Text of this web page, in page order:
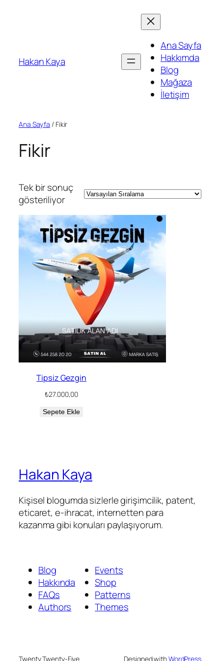
Hakan Kaya
Ana Sayfa
Hakkımda
Blog
Mağaza
İletişim
Ana Sayfa / Fikir
Fikir
Tek bir sonuç
gösteriliyor
Tipsiz Gezgin
₺27.000,00
Sepete Ekle
Hakan Kaya
Kişisel blogumda sizlerle girişimcilik, patent,
eticaret, e-ihracat, internetten para
kazanma gibi konuları paylaşıyorum.
Blog
Hakkında
FAQs
Authors
Events
Shop
Patterns
Themes
Twenty Twenty-Five Designed withWordPress